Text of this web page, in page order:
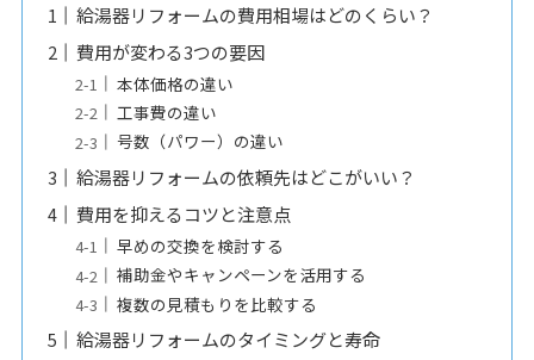
給湯器リフォームの費用相場はどのくらい？
費用が変わる3つの要因
本体価格の違い
工事費の違い
号数（パワー）の違い
給湯器リフォームの依頼先はどこがいい？
費用を抑えるコツと注意点
早めの交換を検討する
補助金やキャンペーンを活用する
複数の見積もりを比較する
給湯器リフォームのタイミングと寿命